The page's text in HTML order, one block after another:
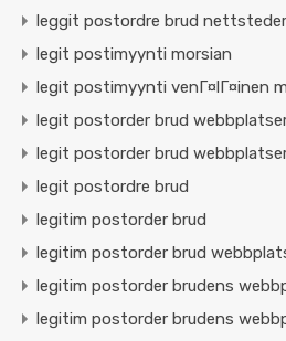
leggit postordre brud nettsteder
legit postimyynti morsian
legit postimyynti venГ¤lГ¤inen
legit postorder brud
legit postorder brud
legit postordre brud
legitim postorder brud
legitim postorder brud
legitim postorder brudens
legitim postorder brudens